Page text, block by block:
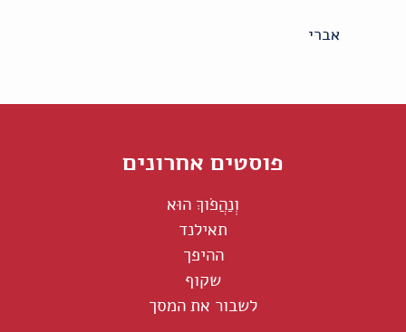
אברי
פוסטים אחרונים
וְנַהֲפֹוךְ הוּא
תאילנד
ההיפך
שקוף
לשבור את המסך